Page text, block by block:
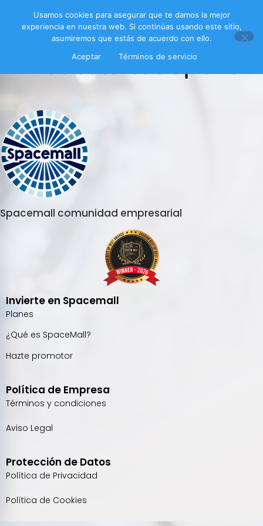
Encuesta todopollo
Spacemall comunidad empresarial
Invierte en Spacemall
Planes
¿Qué es SpaceMall?
Hazte promotor
Política de Empresa
Términos y condiciones
Aviso Legal
Protección de Datos
Política de Privacidad
Política de Cookies
Usamos cookies para asegurar que te damos la mejor
experiencia en nuestra web. Si continúas usando este sitio,
asumiremos que estás de acuerdo con ello.
Aceptar
Términos de servicio